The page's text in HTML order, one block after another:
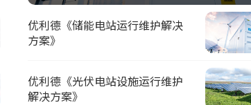
优利德《储能电站运行维护解决
方案》
优利德《光伏电站设施运行维护
解决方案》